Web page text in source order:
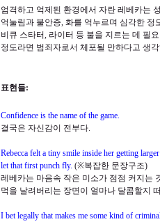
엄격하고 억제된 환경에서 자란 레베카는
억눌림과 불안증, 화를 억누르며 심각한 정
비큐 스타터, 라이터 등 불을 지르는 데 필
정도라면 범죄자로서 체포될 만하다고 생
표현들:
Confidence is the name of the game.
결국은 자신감이 전부다.
Rebecca felt a tiny smile inside her getting
let that first punch fly. (※복잡한 문장구조)
레베카는 마음속 작은 미소가 점점 커지는
먹을 날려버리는 장면이 얼마나 달콤할지
I bet legally that makes me some kind of